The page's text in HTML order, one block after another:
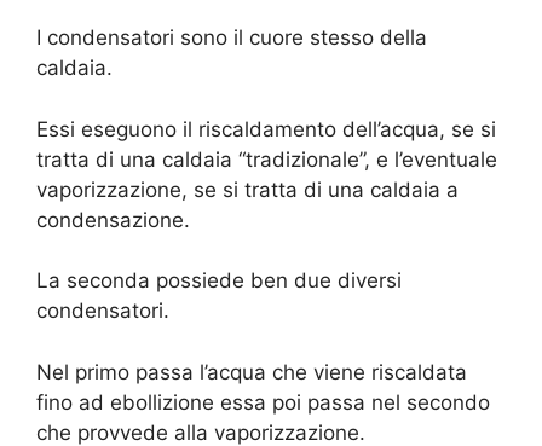
I condensatori sono il cuore stesso della
caldaia.
Essi eseguono il riscaldamento dell’acqua, se si
tratta di una caldaia “tradizionale”, e l’eventuale
vaporizzazione, se si tratta di una caldaia a
condensazione.
La seconda possiede ben due diversi
condensatori.
Nel primo passa l’acqua che viene riscaldata
fino ad ebollizione essa poi passa nel secondo
che provvede alla vaporizzazione.